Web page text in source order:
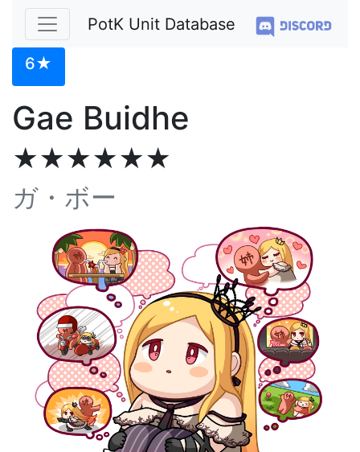
PotK Unit Database
6★
Gae Buidhe
★★★★★★
ガ・ボー